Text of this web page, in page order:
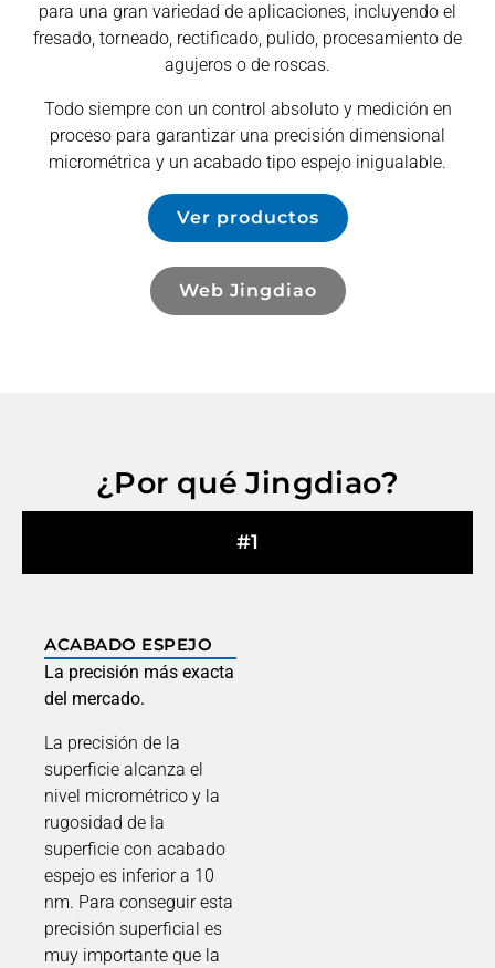
para una gran variedad de aplicaciones, incluyendo el
fresado, torneado, rectificado, pulido, procesamiento de
agujeros o de roscas.
Todo siempre con un control absoluto y medición en
proceso para garantizar una precisión dimensional
micrométrica y un acabado tipo espejo inigualable.
Ver productos
Web Jingdiao
¿Por qué Jingdiao?
#1
ACABADO ESPEJO
La precisión más exacta
del mercado.
La precisión de la
superficie alcanza el
nivel micrométrico y la
rugosidad de la
superficie con acabado
espejo es inferior a 10
nm. Para conseguir esta
precisión superficial es
muy importante que la